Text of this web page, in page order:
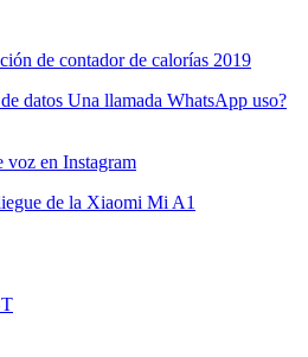
de contador de calorías 2019
datos Una llamada WhatsApp uso?
voz en Instagram
de la Xiaomi Mi A1